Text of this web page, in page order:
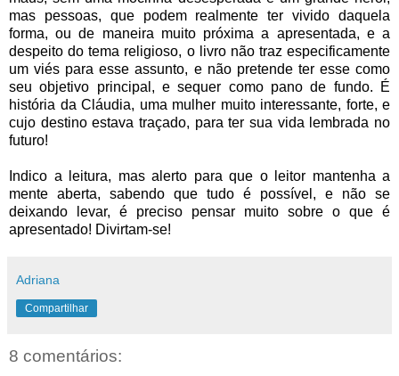
mas pessoas, que podem realmente ter vivido daquela
forma, ou de maneira muito próxima a apresentada, e a
despeito do tema religioso, o livro não traz especificamente
um viés para esse assunto, e não pretende ter esse como
seu objetivo principal, e sequer como pano de fundo. É
história da Cláudia, uma mulher muito interessante, forte, e
cujo destino estava traçado, para ter sua vida lembrada no
futuro!
Indico a leitura, mas alerto para que o leitor mantenha a
mente aberta, sabendo que tudo é possível, e não se
deixando levar, é preciso pensar muito sobre o que é
apresentado! Divirtam-se!
Adriana
Compartilhar
8 comentários: